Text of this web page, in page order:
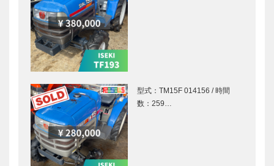
型式：TM15F 014156 / 時間
数：259…